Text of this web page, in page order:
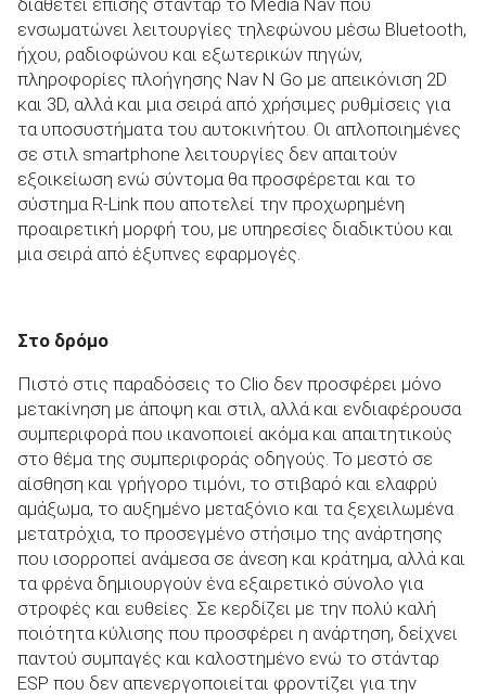
διαθέτει επίσης στάνταρ το Media Nav που
ενσωματώνει λειτουργίες τηλεφώνου μέσω Bluetooth,
ήχου, ραδιοφώνου και εξωτερικών πηγών,
πληροφορίες πλοήγησης Nav N Go με απεικόνιση 2D
και 3D, αλλά και μια σειρά από χρήσιμες ρυθμίσεις για
τα υποσυστήματα του αυτοκινήτου. Οι απλοποιημένες
σε στιλ smartphone λειτουργίες δεν απαιτούν
εξοικείωση ενώ σύντομα θα προσφέρεται και το
σύστημα R-Link που αποτελεί την προχωρημένη
προαιρετική μορφή του, με υπηρεσίες διαδικτύου και
μια σειρά από έξυπνες εφαρμογές.
Στο δρόμο
Πιστό στις παραδόσεις το Clio δεν προσφέρει μόνο
μετακίνηση με άποψη και στιλ, αλλά και ενδιαφέρουσα
συμπεριφορά που ικανοποιεί ακόμα και απαιτητικούς
στο θέμα της συμπεριφοράς οδηγούς. Το μεστό σε
αίσθηση και γρήγορο τιμόνι, το στιβαρό και ελαφρύ
αμάξωμα, το αυξημένο μεταξόνιο και τα ξεχειλωμένα
μετατρόχια, το προσεγμένο στήσιμο της ανάρτησης
που ισορροπεί ανάμεσα σε άνεση και κράτημα, αλλά και
τα φρένα δημιουργούν ένα εξαιρετικό σύνολο για
στροφές και ευθείες. Σε κερδίζει με την πολύ καλή
ποιότητα κύλισης που προσφέρει η ανάρτηση, δείχνει
παντού συμπαγές και καλοστημένο ενώ το στάνταρ
ESP που δεν απενεργοποιείται φροντίζει για την